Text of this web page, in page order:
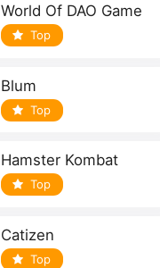
World Of DAO Game
Top
Blum
Top
Hamster Kombat
Top
Catizen
Top